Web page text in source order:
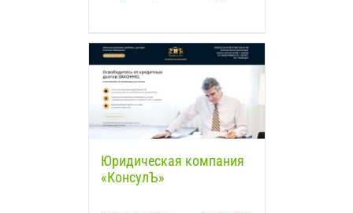
Юридическая компания
«КонсулЪ»